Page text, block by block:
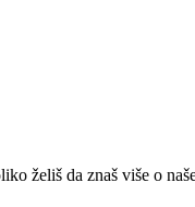
želiš da znaš više o